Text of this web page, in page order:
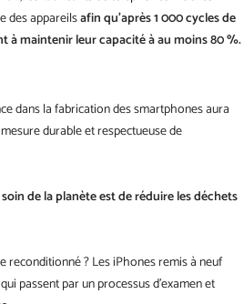
des appareilsafin qu'après 1 000 cycles de
à maintenir leur capacité à au moins 80 %.
dans la fabrication des smartphones aura
durable et respectueuse de
de la planète est de réduire les déchets
reconditionné ? Les iPhones remis à neuf
passent par unprocessus d'examen et